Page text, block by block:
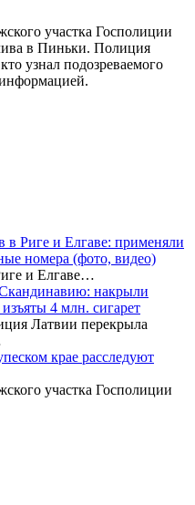
участка Госполиции
в Пиньки. Полиция
узнал подозреваемого
Риге и Елгаве: применяли
номера (фото, видео)
и Елгаве…
накрыли
4 млн. сигарет
Латвии перекрыла
крае расследуют
участка Госполиции